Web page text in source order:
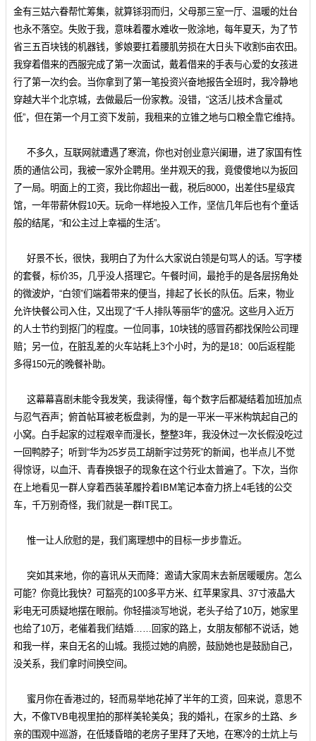
金有三姑六眷帮忙筹集，就算铩羽而归，父母那三室一厅、温暖的灶台
也永不落空。失败于我，意味着覆水难收一败涂地，每年夏天，为了节
省三五百块钱的机器钱，爹娘要扛着腰肌劳损在大日头下收割5亩农田。
我穿着借来的西服完成了第一次面试，戴着借来的手表与心爱的女孩进
行了第一次约会。当你拿到了第一笔投资兴奋地报告全班时，我冷静地
穿越大半个北京城，去做最后一份家教。没错，“这活儿技术含量忒
低”，但在第一个月工资下发前，我租来的立锥之地与口粮全靠它维持。
不多久，互联网就遭遇了寒流，你也对创业意兴阑珊，进了家国有性
质的通信公司，我被一家外企聘用。坐井观天的我，竟傻傻地以为扳回
了一局。明面上的工资，我比你超出一截，税后8000，出差住5星级宾
馆，一年带薪休假10天。玩命一样地投入工作，坚信几年后也有个童话
般的结尾，“和公主过上幸福的生活”。
好景不长，很快，我明白了为什么大家说白领是句骂人的话。写字楼
的套餐，标价35，几乎没人搭理它。午餐时间，最抢手的是各层拐角处
的微波炉，“白领”们端着带来的便当，排起了长长的队伍。后来，物业
允许快餐公司入住，又出现了“千人排队等丽华”的盛况。这些月入近万
的人士节约到抠门的程度。一位同事，10块钱的感冒药都找保险公司理
赔；另一位，在脏乱差的火车站耗上3个小时，为的是18：00后返程能
多得150元的晚餐补助。
这幕幕喜剧未能令我发笑，我读得懂，每个数字后都凝结着加班加点
与忍气吞声；俯首帖耳被老板盘剥，为的是一平米一平米构筑起自己的
小窝。白手起家的过程艰辛而漫长，整整3年，我没休过一次长假没吃过
一回鸭脖子；听到“华为25岁员工胡新宇过劳死”的新闻，也半点儿不觉
得惊讶，以血汗、青春换银子的现象在这个行业太普遍了。下次，当你
在上地看见一群人穿着西装革履拎着IBM笔记本奋力挤上4毛钱的公交
车，千万别奇怪，我们就是一群IT民工。
惟一让人欣慰的是，我们离理想中的目标一步步靠近。
突如其来地，你的喜讯从天而降：邀请大家周末去新居暖暖房。怎么
可能？你竟比我快？可豁亮的100多平方米、红苹果家具、37寸液晶大
彩电无可质疑地摆在眼前。你轻描淡写地说，老头子给了10万，她家里
也给了10万，老催着我们结婚……回家的路上，女朋友郁郁不说话，她
和我一样，来自无名的山城。我揽过她的肩膀，鼓励她也是鼓励自己，
没关系，我们拿时间换空间。
蜜月你在香港过的，轻而易举地花掉了半年的工资，回来说，意思不
大，不像TVB电视里拍的那样美轮美奂；我的婚礼，在家乡的土路、乡
亲的围观中巡游，在低矮昏暗的老房子里拜了天地，在寒冷的土炕上与